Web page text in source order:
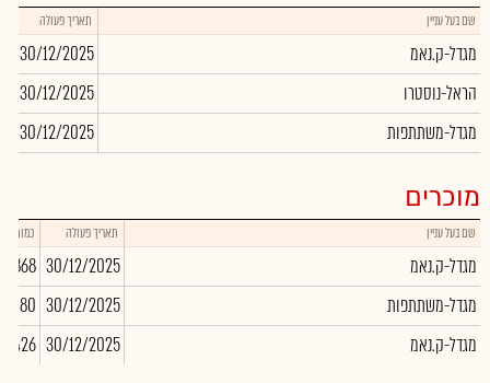
שם בעל עניין תאריך פעולה
מגדל-ק.נאמ 30/12/2025
הראל-נוסטרו
30/12/2025
מגדל-משתתפות
30/12/2025
מוכרים
שם בעל עניין תאריך פעולה כמות
מגדל-ק.נאמ 30/12/2025
מגדל-משתתפות
30/12/2025
מגדל-ק.נאמ
30/12/2025